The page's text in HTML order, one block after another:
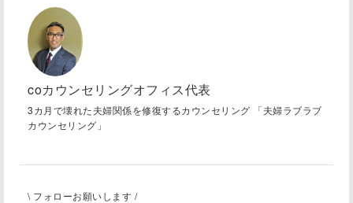
coカウンセリングオフィス代表
3カ月で壊れた夫婦関係を修復するカウンセリング 「夫婦ラブラブ
カウンセリング」
\ フォローお願いします /